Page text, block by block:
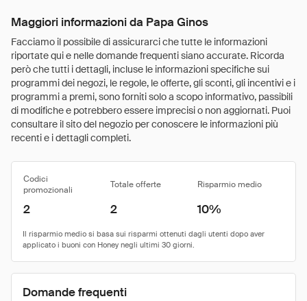
Maggiori informazioni da Papa Ginos
Facciamo il possibile di assicurarci che tutte le informazioni
riportate qui e nelle domande frequenti siano accurate. Ricorda
però che tutti i dettagli, incluse le informazioni specifiche sui
programmi dei negozi, le regole, le offerte, gli sconti, gli incentivi e i
programmi a premi, sono forniti solo a scopo informativo, passibili
di modifiche e potrebbero essere imprecisi o non aggiornati. Puoi
consultare il sito del negozio per conoscere le informazioni più
recenti e i dettagli completi.
Codici
promozionali
Totale offerte Risparmio medio
2 2 10%
Domande frequenti